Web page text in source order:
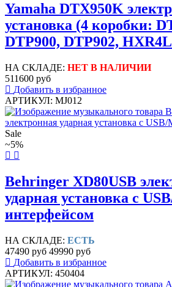
Yamaha DTX950K
установка (4 коробки:
DTP900, DTP902,
НА СКЛАДЕ: НЕТ В НАЛИЧИИ
511600 руб
Добавить в избранное
АРТИКУЛ: MJ012
Sale
~5%
Behringer XD80USB
ударная установка с
интерфейсом
НА СКЛАДЕ: ЕСТЬ
47490 руб 49990 руб
Добавить в избранное
АРТИКУЛ: 450404